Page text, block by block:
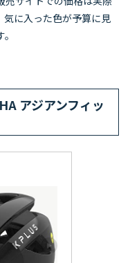
気に入った色が予算に見
アジアンフィッ